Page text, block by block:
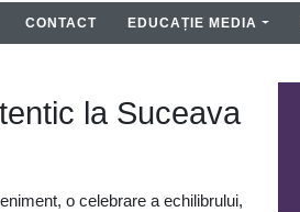
CONTACT EDUCAȚIE MEDIA
la Suceava
o celebrare a echilibrului,